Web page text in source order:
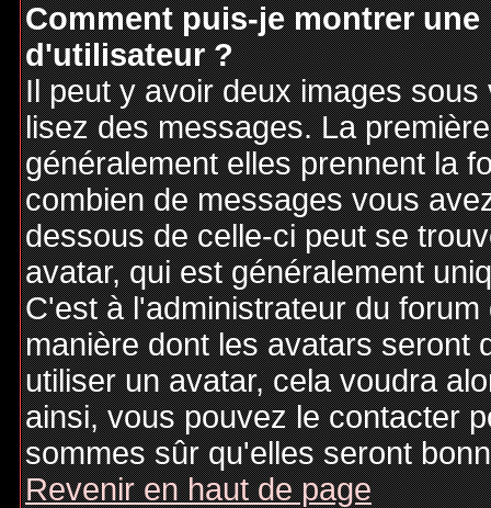
Comment puis-je montrer
d'utilisateur ?
Il peut y avoir deux images
lisez des messages. La
généralement elles prennent la
combien de messages vous
dessous de celle-ci peut se
avatar, qui est généralement
C'est à l'administrateur du
manière dont les avatars seront
utiliser un avatar, cela voudra
ainsi, vous pouvez le contacter
sommes sûr qu'elles seront
Revenir en haut de page